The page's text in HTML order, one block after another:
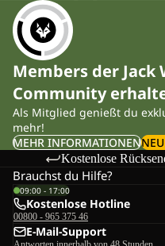
Members der
Community
Als Mitglied genießt du
mehr!
MEHR INFORMATIONEN
Kostenlose
Brauchst du Hilfe?
09:00 - 17:00
Kostenlose Hotline
00800 - 965 375 46
E-Mail-Support